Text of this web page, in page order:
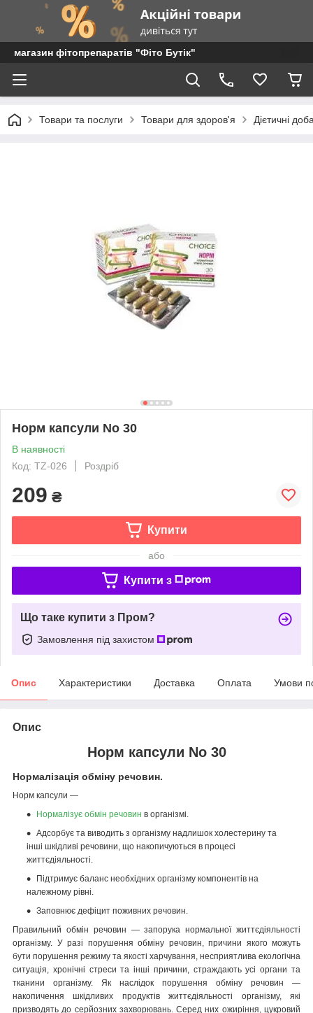
магазин фітопрепаратів "Фіто Бутік"
Товари та послуги Товари для здоров'я Дієтичні
Норм капсули No 30
В наявності
Код: TZ-026
Роздріб
209 ₴
Купити
або
Купити з
Що таке купити з Пром?
Замовлення під захистом
Опис Характеристики Доставка Оплата Умови
Опис
Норм капсули No 30
Нормалізація обміну речовин.
Норм капсули —
Нормалізує обмін речовин в організмі.
Адсорбує та виводить з організму надлишок холестерину та
інші шкідливі речовини, що накопичуються в процесі
життєдіяльності.
Підтримує баланс необхідних організму компонентів на
належному рівні.
Заповнює дефіцит поживних речовин.
Правильний обмін речовин — запорука нормальної життєдіяльності
організму. У разі порушення обміну речовин, причини якого можуть
бути порушення режиму та якості харчування, несприятлива екологічна
ситуація, хронічні стреси та інші причини, страждають усі органи та
тканини організму. Як наслідок порушення обміну речовин —
накопичення шкідливих продуктів життєдіяльності організму, які
призводять до серйозних захворювань. Серед них ожиріння, цукровий